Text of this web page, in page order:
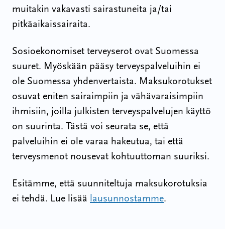
muitakin vakavasti sairastuneita ja/tai
pitkäaikaissairaita.
Sosioekonomiset terveyserot ovat Suomessa
suuret. Myöskään pääsy terveyspalveluihin ei
ole Suomessa yhdenvertaista. Maksukorotukset
osuvat eniten sairaimpiin ja vähävaraisimpiin
ihmisiin, joilla julkisten terveyspalvelujen käyttö
on suurinta. Tästä voi seurata se, että
palveluihin ei ole varaa hakeutua, tai että
terveysmenot nousevat kohtuuttoman suuriksi.
Esitämme, että suunniteltuja maksukorotuksia
ei tehdä. Lue lisää lausunnostamme.